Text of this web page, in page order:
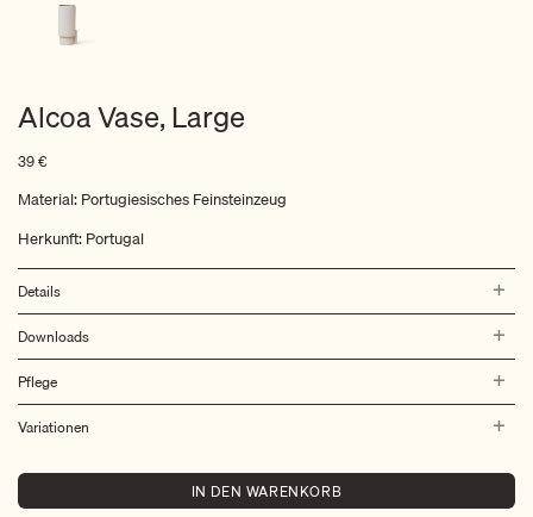
Alcoa Vase, Large
39€
Material: Portugiesisches Feinsteinzeug
Herkunft: Portugal
Details
Downloads
Pflege
Variationen
IN DEN WARENKORB